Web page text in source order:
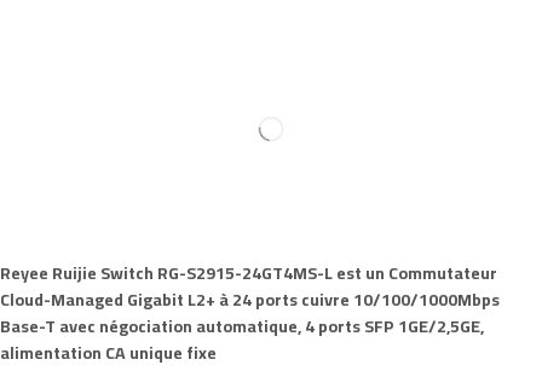
ReyeeRuijie SwitchRG-S2915-24GT4MS-L est un Commutateur
Cloud-ManagedGigabitL2+à24 portscuivre 10/100/1000Mbps
Base-Tavec négociation automatique,4 ports SFP1GE/2,5GE,
alimentation CA unique fixe